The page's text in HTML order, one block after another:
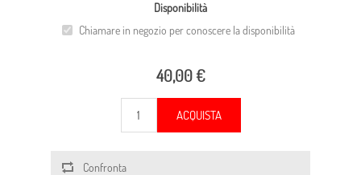
Disponibilità
Chiamare in negozio per conoscere la disponibilità
40,00 €
ACQUISTA
Confronta